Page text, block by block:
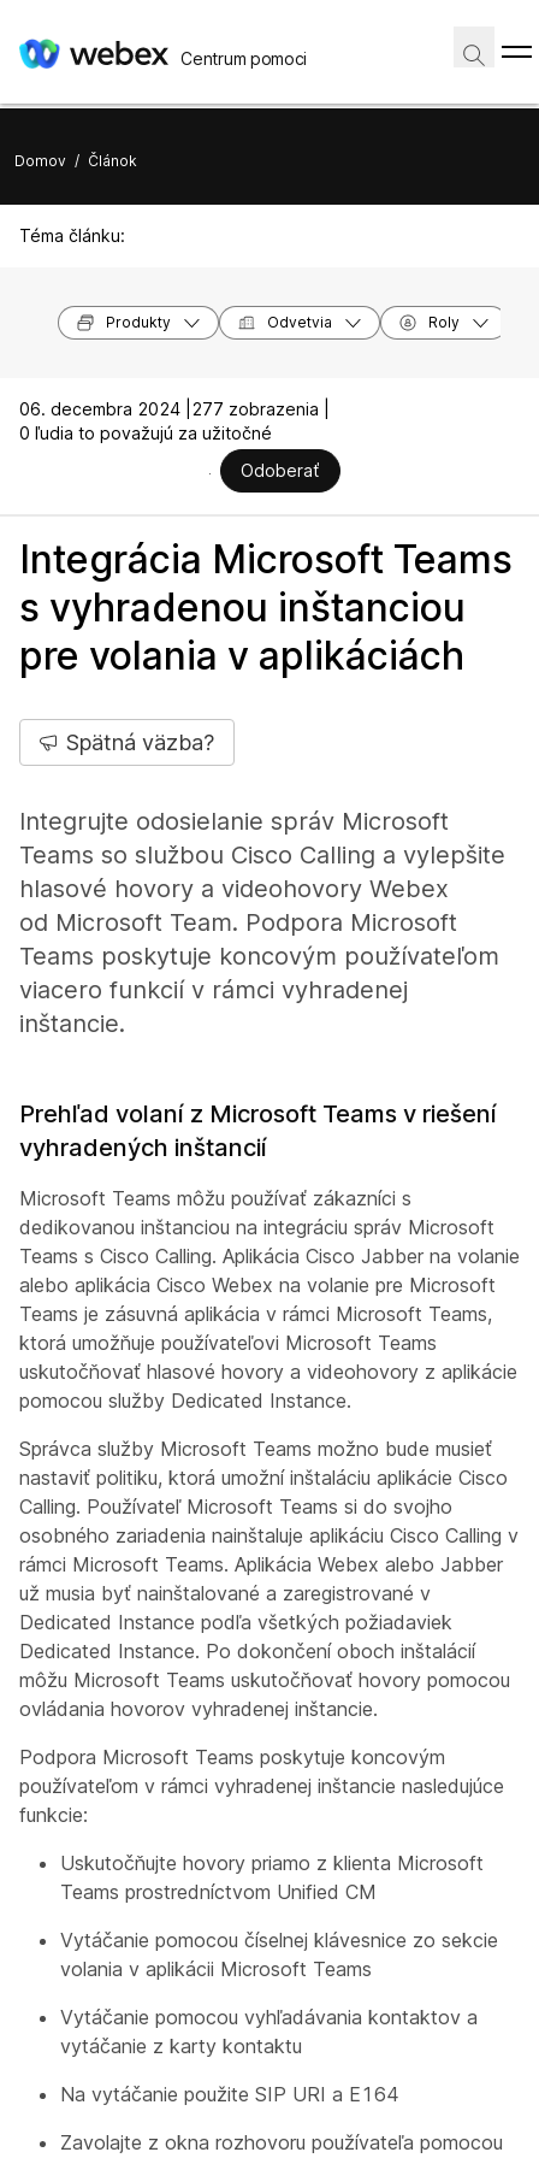
Centrum pomoci
Domov / Článok
Téma článku:
Produkty Odvetvia Roly
06. decembra 2024 |
277 zobrazenia |
0 ľudia to považujú za užitočné
Odoberať
Integrácia Microsoft Teams
s vyhradenou inštanciou
pre volania v aplikáciách
Spätná väzba?
Integrujte odosielanie správ Microsoft
Teams so službou Cisco Calling a vylepšite
hlasové hovory a videohovory Webex
od Microsoft Team. Podpora Microsoft
Teams poskytuje koncovým používateľom
viacero funkcií v rámci vyhradenej
inštancie.
Prehľad volaní z Microsoft Teams v riešení
vyhradených inštancií
Microsoft Teams môžu používať zákazníci s
dedikovanou inštanciou na integráciu správ Microsoft
Teams s Cisco Calling. Aplikácia Cisco Jabber na volanie
alebo aplikácia Cisco Webex na volanie pre Microsoft
Teams je zásuvná aplikácia v rámci Microsoft Teams,
ktorá umožňuje používateľovi Microsoft Teams
uskutočňovať hlasové hovory a videohovory z aplikácie
pomocou služby Dedicated Instance.
Správca služby Microsoft Teams možno bude musieť
nastaviť politiku, ktorá umožní inštaláciu aplikácie Cisco
Calling. Používateľ Microsoft Teams si do svojho
osobného zariadenia nainštaluje aplikáciu Cisco Calling v
rámci Microsoft Teams. Aplikácia Webex alebo Jabber
už musia byť nainštalované a zaregistrované v
Dedicated Instance podľa všetkých požiadaviek
Dedicated Instance. Po dokončení oboch inštalácií
môžu Microsoft Teams uskutočňovať hovory pomocou
ovládania hovorov vyhradenej inštancie.
Podpora Microsoft Teams poskytuje koncovým
používateľom v rámci vyhradenej inštancie nasledujúce
funkcie:
Uskutočňujte hovory priamo z klienta Microsoft
Teams prostredníctvom Unified CM
Vytáčanie pomocou číselnej klávesnice zo sekcie
volania v aplikácii Microsoft Teams
Vytáčanie pomocou vyhľadávania kontaktov a
vytáčanie z karty kontaktu
Na vytáčanie použite SIP URI a E164
Zavolajte z okna rozhovoru používateľa pomocou